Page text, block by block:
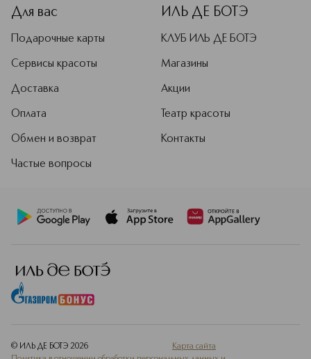
Для вас
Подарочные карты
Сервисы красоты
Доставка
Оплата
Обмен и возврат
Частые вопросы
ИЛЬ ДЕ БОТЭ
КЛУБ ИЛЬ ДЕ БОТЭ
Магазины
Акции
Театр красоты
Контакты
© ИЛЬ ДЕ БОТЭ 2026
Карта сайта